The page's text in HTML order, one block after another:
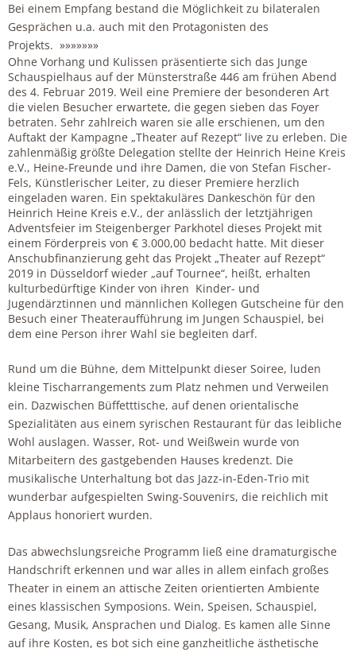
Bei einem Empfang bestand die Möglichkeit zu bilateralen
Gesprächen u.a. auch mit den Protagonisten des
Projekts. »»»»»»»
Ohne Vorhang und Kulissen präsentierte sich das Junge
Schauspielhaus auf der Münsterstraße 446 am frühen Abend
des 4. Februar 2019. Weil eine Premiere der besonderen Art
die vielen Besucher erwartete, die gegen sieben das Foyer
betraten. Sehr zahlreich waren sie alle erschienen, um den
Auftakt der Kampagne „Theater auf Rezept“ live zu erleben. Die
zahlenmäßig größte Delegation stellte der Heinrich Heine Kreis
e.V., Heine-Freunde und ihre Damen, die von Stefan Fischer-
Fels, Künstlerischer Leiter, zu dieser Premiere herzlich
eingeladen waren. Ein spektakuläres Dankeschön für den
Heinrich Heine Kreis e.V., der anlässlich der letztjährigen
Adventsfeier im Steigenberger Parkhotel dieses Projekt mit
einem Förderpreis von € 3.000,00 bedacht hatte. Mit dieser
Anschubfinanzierung geht das Projekt „Theater auf Rezept“
2019 in Düsseldorf wieder „auf Tournee“, heißt, erhalten
kulturbedürftige Kinder von ihren Kinder- und
Jugendärztinnen und männlichen Kollegen Gutscheine für den
Besuch einer Theateraufführung im Jungen Schauspiel, bei
dem eine Person ihrer Wahl sie begleiten darf.
Rund um die Bühne, dem Mittelpunkt dieser Soiree, luden
kleine Tischarrangements zum Platz nehmen und Verweilen
ein. Dazwischen Büffetttische, auf denen orientalische
Spezialitäten aus einem syrischen Restaurant für das leibliche
Wohl auslagen. Wasser, Rot- und Weißwein wurde von
Mitarbeitern des gastgebenden Hauses kredenzt. Die
musikalische Unterhaltung bot das Jazz-in-Eden-Trio mit
wunderbar aufgespielten Swing-Souvenirs, die reichlich mit
Applaus honoriert wurden.
Das abwechslungsreiche Programm ließ eine dramaturgische
Handschrift erkennen und war alles in allem einfach großes
Theater in einem an attische Zeiten orientierten Ambiente
eines klassischen Symposions. Wein, Speisen, Schauspiel,
Gesang, Musik, Ansprachen und Dialog. Es kamen alle Sinne
auf ihre Kosten, es bot sich eine ganzheitliche ästhetische